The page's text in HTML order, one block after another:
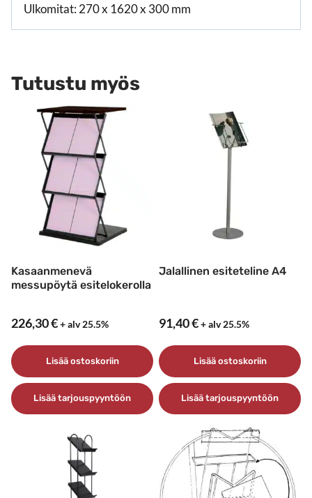
Ulkomitat: 270 x 1620 x 300 mm
Tutustu myös
Kasaanmenevä
messupöytä esitelokerolla
226,30€+ alv 25.5%
Lisää ostoskoriin
Lisää tarjouspyyntöön
Jalallinen esiteteline A4
91,40€+ alv 25.5%
Lisää ostoskoriin
Lisää tarjouspyyntöön